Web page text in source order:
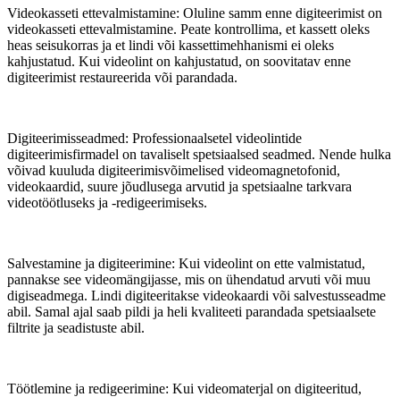
Videokasseti ettevalmistamine: Oluline samm enne digiteerimist on
videokasseti ettevalmistamine. Peate kontrollima, et kassett oleks
heas seisukorras ja et lindi või kassettimehhanismi ei oleks
kahjustatud. Kui videolint on kahjustatud, on soovitatav enne
digiteerimist restaureerida või parandada.
Digiteerimisseadmed: Professionaalsetel videolintide
digiteerimisfirmadel on tavaliselt spetsiaalsed seadmed. Nende hulka
võivad kuuluda digiteerimisvõimelised videomagnetofonid,
videokaardid, suure jõudlusega arvutid ja spetsiaalne tarkvara
videotöötluseks ja -redigeerimiseks.
Salvestamine ja digiteerimine: Kui videolint on ette valmistatud,
pannakse see videomängijasse, mis on ühendatud arvuti või muu
digiseadmega. Lindi digiteeritakse videokaardi või salvestusseadme
abil. Samal ajal saab pildi ja heli kvaliteeti parandada spetsiaalsete
filtrite ja seadistuste abil.
Töötlemine ja redigeerimine: Kui videomaterjal on digiteeritud,